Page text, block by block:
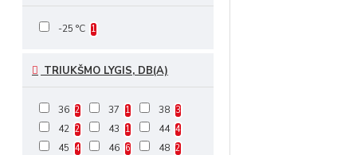
-25 °C 1
TRIUKŠMO LYGIS, DB(A)
36 2 37 1 38 3
42 2 43 1 44 4
45 4 46 6 48 2